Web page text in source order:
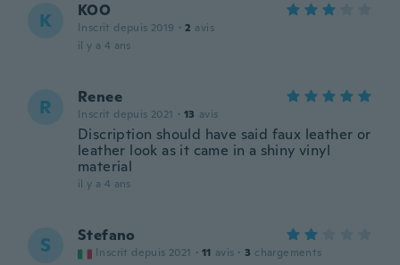
K KOO
Inscrit depuis 2019 · 2 avis
il y a 4 ans
R Renee
Inscrit depuis 2021 · 13 avis
Discription should have said faux leather or
leather look as it came in a shiny vinyl
material
il y a 4 ans
S Stefano
Inscrit depuis 2021 · 11 avis · 3 chargements